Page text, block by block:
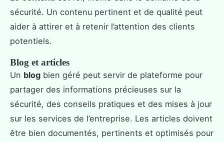
sécurité. Un contenu pertinent et de qualité peut
aider à attirer et à retenir l’attention des clients
potentiels.
Blog et articles
Un blog bien géré peut servir de plateforme pour
partager des informations précieuses sur la
sécurité, des conseils pratiques et des mises à jour
sur les services de l’entreprise. Les articles doivent
être bien documentés, pertinents et optimisés pour